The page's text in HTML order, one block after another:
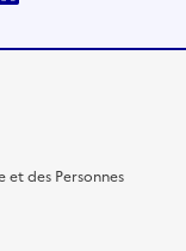
et des Personnes